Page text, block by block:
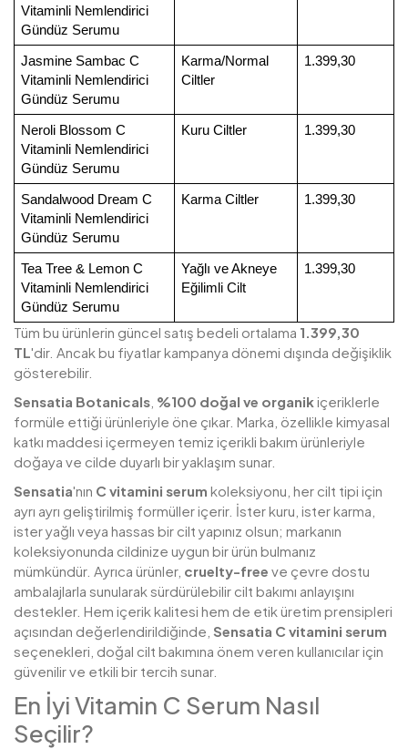
Vitaminli Nemlendirici
Gündüz Serumu
Jasmine Sambac C
Vitaminli Nemlendirici
Gündüz Serumu
Karma/Normal
Ciltler
1.399,30
Neroli Blossom C
Vitaminli Nemlendirici
Gündüz Serumu
Kuru Ciltler 1.399,30
Sandalwood Dream C
Vitaminli Nemlendirici
Gündüz Serumu
Karma Ciltler 1.399,30
Tea Tree & Lemon C
Vitaminli Nemlendirici
Gündüz Serumu
Yağlı ve Akneye
Eğilimli Cilt
1.399,30
Tüm bu ürünlerin güncel satış bedeli ortalama 1.399,30
TL'dir. Ancak bu fiyatlar kampanya dönemi dışında değişiklik
gösterebilir.
Sensatia Botanicals %100 doğal ve organikiçeriklerle
formüle ettiği ürünleriyle öne çıkar. Marka, özellikle kimyasal
katkı maddesi içermeyen temiz içerikli bakım ürünleriyle
doğaya ve cilde duyarlı bir yaklaşım sunar.
Sensatia'nın C vitamini serum koleksiyonu, her cilt tipi için
ayrı ayrı geliştirilmiş formüller içerir. İster kuru, ister karma,
ister yağlı veya hassas bir cilt yapınız olsun; markanın
koleksiyonunda cildinize uygun bir ürün bulmanız
mümkündür. Ayrıca ürünler, cruelty-free ve çevre dostu
ambalajlarla sunularak sürdürülebilir cilt bakımı anlayışını
destekler. Hem içerik kalitesi hem de etik üretim prensipleri
açısından değerlendirildiğinde, Sensatia C vitamini serum
seçenekleri, doğal cilt bakımına önem veren kullanıcılar için
güvenilir ve etkili bir tercih sunar.
En İyi Vitamin C Serum Nasıl
Seçilir?